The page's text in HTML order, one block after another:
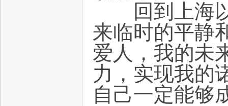
回到上海以
来临时的平静
爱人，我的未
力，实现我的
自己一定能够